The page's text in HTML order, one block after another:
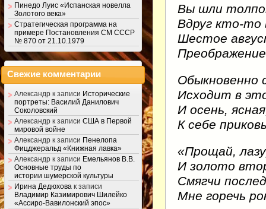
Вы шли
Вдруг кто-то
Шестое
Обыкновенно
Исходит в
И осень,
К себе
«Прощай,
И золото
Смягчи
Мне горечь
Пинедо Луис «Испанская новелла
Золотого века»
Стратегическая программа на
примере Постановления СМ СССР
№ 870 от 21.10.1979
Свежие комментарии
Александр к записи Исторические
портреты: Василий Данилович
Соколовский
Александр к записи США в Первой
мировой войне
Александр к записи Пенелопа
Фицджеральд «Книжная лавка»
Александр к записи Емельянов В.В.
Основные труды по
истории шумерской культуры
Ирина Дедюхова к записи
Владимир Казимирович Шилейко
«Ассиро-Вавилонский эпос»